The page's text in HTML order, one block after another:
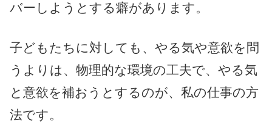
バーしようとする癖があります。
子どもたちに対しても、やる気や意欲を問
うよりは、物理的な環境の工夫で、やる気
と意欲を補おうとするのが、私の仕事の方
法です。